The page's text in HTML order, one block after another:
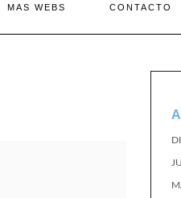
MAS WEBS CONTACTO